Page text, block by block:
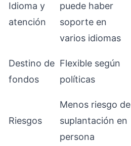
Idioma y
atención
puede haber
soporte en
varios idiomas
Destino de
fondos
Flexible según
políticas
Riesgos
Menos riesgo de
suplantación en
persona